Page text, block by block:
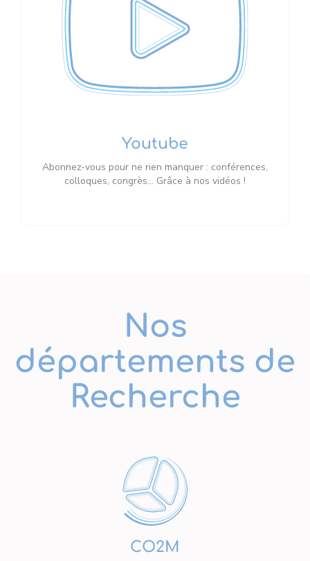
Youtube
Abonnez-vous pour ne rien manquer : conférences,
colloques, congrès… Grâce à nos vidéos !
Nos
départements de
Recherche
CO2M